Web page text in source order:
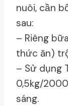
nuôi, cần
sau:
– Riêng
thức ăn)
– Sử dụng
0,5kg/
sáng.